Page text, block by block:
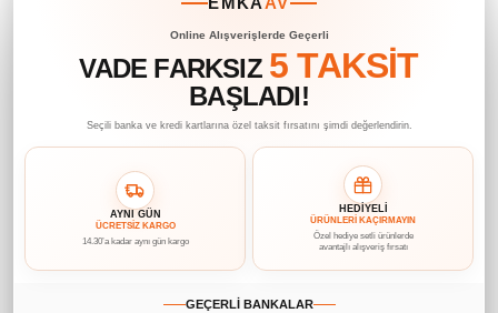
Online Alışverişlerde Geçerli
VADE FARKSIZ 5 TAKSİT
BAŞLADI!
Seçili banka ve kredi kartlarına özel taksit fırsatını şimdi değerlendirin.
AYNI GÜN
ÜCRETSİZ KARGO
14.30’a kadar aynı gün kargo
HEDİYELİ
ÜRÜNLERİ KAÇIRMAYIN
Özel hediye setli ürünlerde
avantajlı alışveriş fırsatı
GEÇERLİ BANKALAR